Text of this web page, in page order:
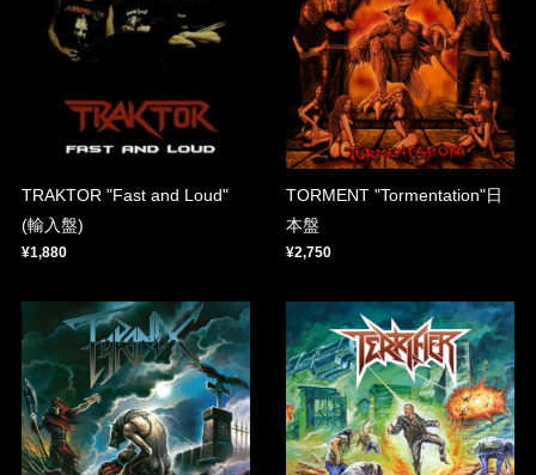
TRAKTOR "Fast and Loud"
(輸入盤)
¥1,880
TORMENT "Tormentation"日
本盤
¥2,750